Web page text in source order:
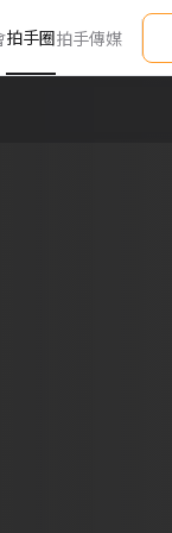
拍手圈拍手傳媒